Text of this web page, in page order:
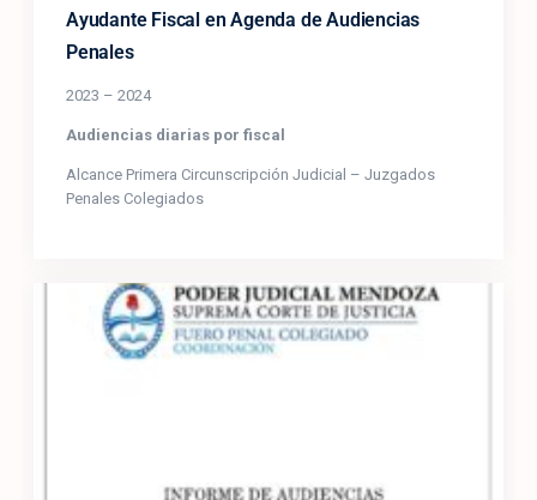
Ayudante Fiscal en Agenda de Audiencias
Penales
2023 – 2024
Audiencias diarias por fiscal
Alcance Primera Circunscripción Judicial – Juzgados
Penales Colegiados